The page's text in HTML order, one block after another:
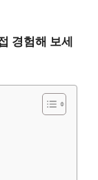
경험해 보세